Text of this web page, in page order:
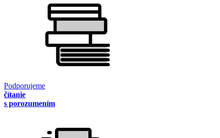
Podporujeme
čítanie
s porozumením